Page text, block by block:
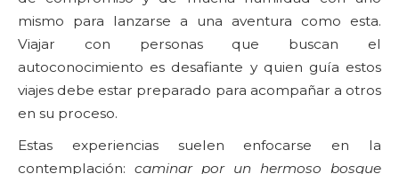
mismo para lanzarse a una aventura como esta.
Viajar con personas que buscan el
autoconocimiento es desafiante y quien guía estos
viajes debe estar preparado para acompañar a otros
en su proceso.
Estas experiencias suelen enfocarse en la
contemplación: caminar por un hermoso bosque